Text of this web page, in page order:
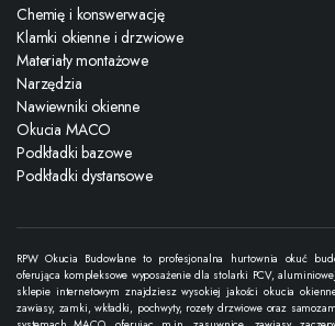
Chemię i konswerwację
Klamki okienne i drzwiowe
Materiały montażowe
Narzędzia
Nawiewniki okienne
Okucia MACO
Podkładki bazowe
Podkładki dystansowe
RPW Okucia Budowlane to profesjonalna hurtownia okuć
oferująca kompleksowe wyposażenie dla stolarki PCV,
sklepie internetowym znajdziesz wysokiej jakości okucia
zawiasy, zamki, wkładki, pochwyty, rozety drzwiowe oraz